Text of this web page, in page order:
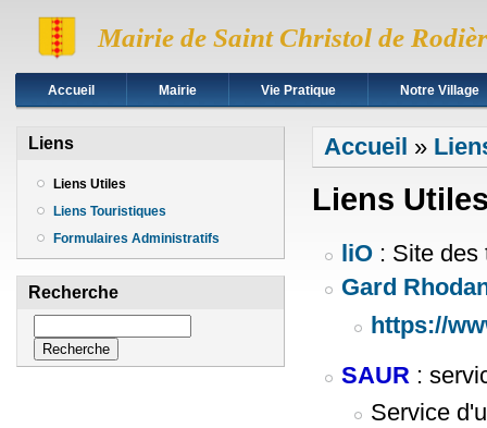
Mairie de Saint Christol de
Accueil Mairie Vie Pratique Notre Village
Liens
Liens Utiles
Liens Touristiques
Formulaires Administratifs
Recherche
Vous êtes ici
Accueil »
Liens
liO: Site des
Gard
https://
SAUR :
Service